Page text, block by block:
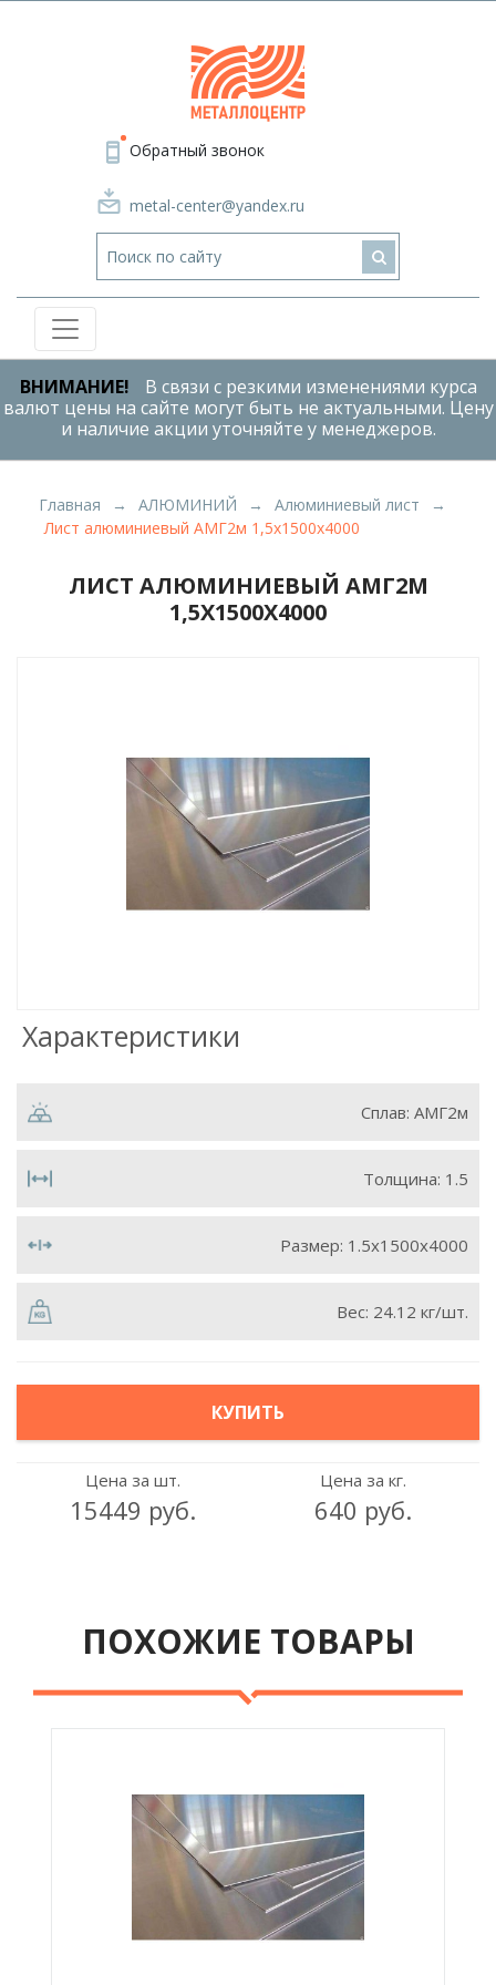
Обратный звонок
metal-center@yandex.ru
ВНИМАНИЕ!
В связи с резкими изменениями курса
валют цены на сайте могут быть не актуальными. Цену
и наличие акции уточняйте у менеджеров.
Главная АЛЮМИНИЙ
Алюминиевый лист
Лист алюминиевый АМГ2м 1,5х1500х4000
ЛИСТ АЛЮМИНИЕВЫЙ АМГ2М
1,5Х1500Х4000
Характеристики
Сплав: АМГ2м
Толщина: 1.5
Размер: 1.5х1500х4000
Вес: 24.12 кг/шт.
КУПИТЬ
Цена за шт.
15449 руб.
Цена за кг.
640 руб.
ПОХОЖИЕ ТОВАРЫ